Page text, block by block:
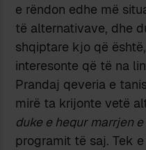
e rëndon edhe më
të alternativave, dhe
shqiptare kjo që
interesonte që të na
Prandaj qeveria e
mirë ta krijonte vetë
duke e hequr marrjen
programit të saj. Tek